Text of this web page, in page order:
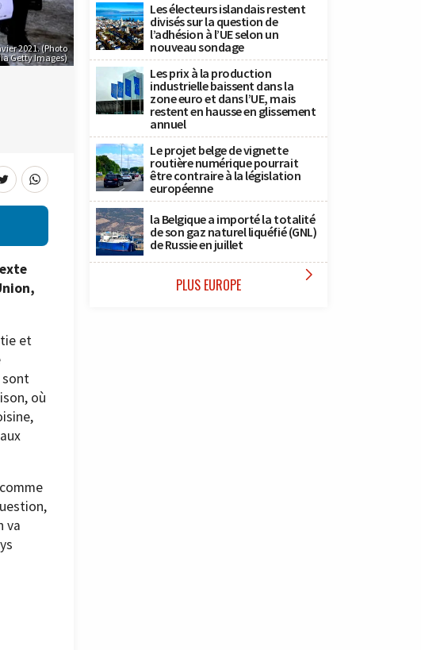
2021. (Photo
Getty Images)
et
sont
où
va
Les électeurs islandais restent
divisés sur la question de
l’adhésion à l’UE selon un
nouveau sondage
Les prix à la production
industrielle baissent dans la
zone euro et dans l’UE, mais
restent en hausse en glissement
annuel
Le projet belge de vignette
routière numérique pourrait
être contraire à la législation
européenne
la Belgique a importé la totalité
de son gaz naturel liquéfié (GNL)
de Russie en juillet
PLUS EUROPE 